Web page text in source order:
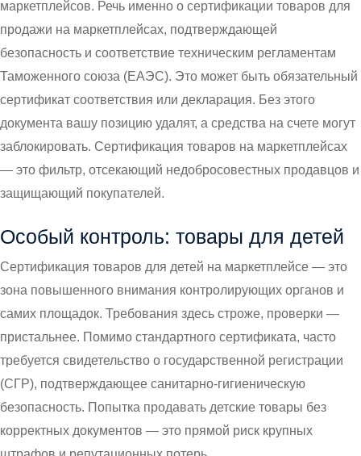
маркетплейсов. Речь именно о сертификации товаров для
продажи на маркетплейсах, подтверждающей
безопасность и соответствие техническим регламентам
Таможенного союза (ЕАЭС). Это может быть обязательный
сертификат соответствия или декларация. Без этого
документа вашу позицию удалят, а средства на счете могут
заблокировать. Сертификация товаров на маркетплейсах
— это фильтр, отсекающий недобросовестных продавцов и
защищающий покупателей.
Особый контроль: товары для детей
Сертификация товаров для детей на маркетплейсе — это
зона повышенного внимания контролирующих органов и
самих площадок. Требования здесь строже, проверки —
пристальнее. Помимо стандартного сертификата, часто
требуется свидетельство о государственной регистрации
(СГР), подтверждающее санитарно-гигиеническую
безопасность. Попытка продавать детские товары без
корректных документов — это прямой риск крупных